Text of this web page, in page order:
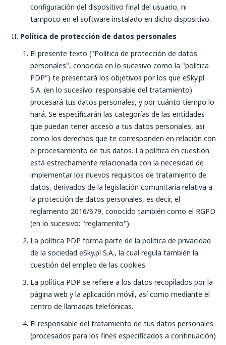
configuración del dispositivo final del usuario, ni
tampoco en el software instalado en dicho dispositivo.
Política de protección de datos personales
El presente texto ("Política de protección de datos
personales", conocida en lo sucesivo como la "política
PDP") te presentará los objetivos por los que eSky.pl
S.A. (en lo sucesivo: responsable del tratamiento)
procesará tus datos personales, y por cuánto tiempo lo
hará. Se especificarán las categorías de las entidades
que puedan tener acceso a tus datos personales, así
como los derechos que te corresponden en relación con
el procesamiento de tus datos. La política en cuestión
está estrechamente relacionada con la necesidad de
implementar los nuevos requisitos de tratamiento de
datos, derivados de la legislación comunitaria relativa a
la protección de datos personales, es decir, el
reglamento 2016/679, conocido también como el RGPD
(en lo sucesivo: "reglamento").
La política PDP forma parte de la política de privacidad
de la sociedad eSky.pl S.A., la cual regula también la
cuestión del empleo de las cookies.
La política PDP se refiere a los datos recopilados por la
página web y la aplicación móvil, así como mediante el
centro de llamadas telefónicas.
El responsable del tratamiento de tus datos personales
(procesados para los fines especificados a continuación)